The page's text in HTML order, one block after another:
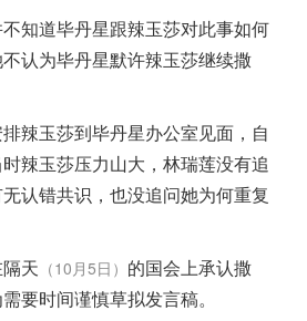
知道毕丹星跟辣玉莎对此事如何
认为毕丹星默许辣玉莎继续撒
辣玉莎到毕丹星办公室见面，自
辣玉莎压力山大，林瑞莲没有追
认错共识，也没追问她为何重复
天 （10月5日） 的国会上承认撒
要时间谨慎草拟发言稿。